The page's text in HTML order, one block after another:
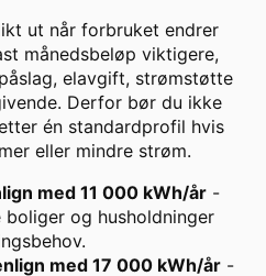
ut når forbruket endrer
månedsbeløp viktigere,
elavgift, strømstøtte
Derfor bør du ikke
én standardprofil hvis
eller mindre strøm.
med 11 000 kWh/år -
og husholdninger
med 17 000 kWh/år -